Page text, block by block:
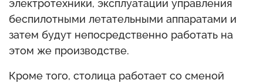
электротехники, эксплуатации управления
беспилотными летательными аппаратами и
затем будут непосредственно работать на
этом же производстве.
Кроме того, столица работает со сменой